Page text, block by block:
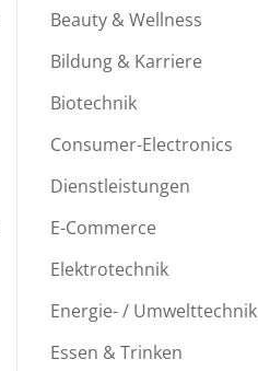
Beauty & Wellness
Bildung & Karriere
Biotechnik
Consumer-Electronics
Dienstleistungen
E-Commerce
Elektrotechnik
Energie- / Umwelttechnik
Essen & Trinken